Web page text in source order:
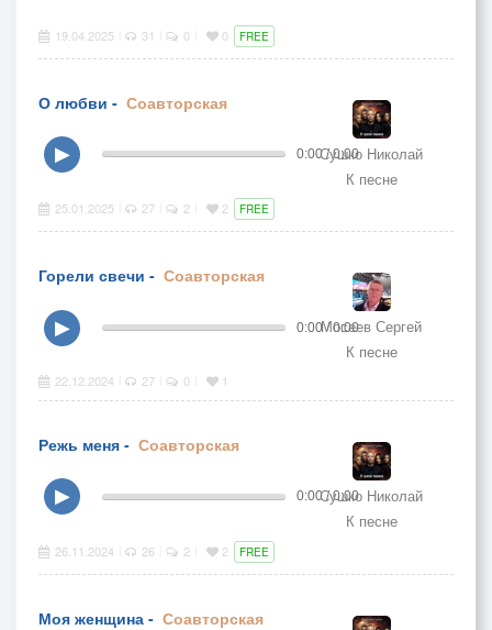
19.04.2025 31 0 0 FREE
О любви - Соавторская
Сушко Николай
К песне
▶ 0:00 / 0:00
25.01.2025 27 2 2 FREE
Горели свечи - Соавторская
Мосеев Сергей
К песне
▶ 0:00 / 0:00
22.12.2024 27 0 1
Режь меня - Соавторская
Сушко Николай
К песне
▶ 0:00 / 0:00
26.11.2024 26 2 2 FREE
Моя женщина - Соавторская